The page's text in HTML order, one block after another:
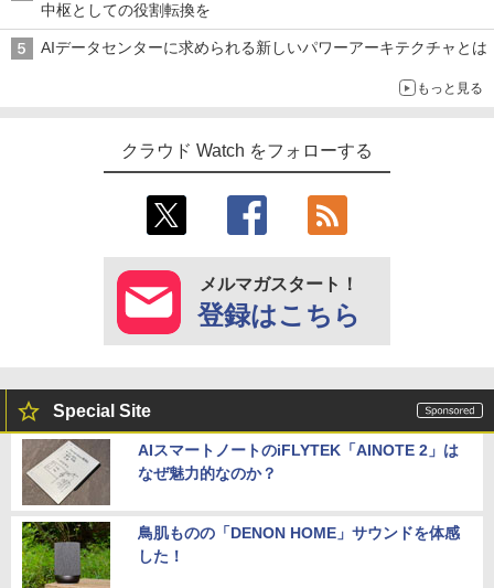
中枢としての役割転換を
AIデータセンターに求められる新しいパワーアーキテクチャとは
もっと見る
クラウド Watch をフォローする
メルマガスタート！
登録はこちら
Special Site
AIスマートノートのiFLYTEK「AINOTE 2」は
なぜ魅力的なのか？
鳥肌ものの「DENON HOME」サウンドを体感
した！